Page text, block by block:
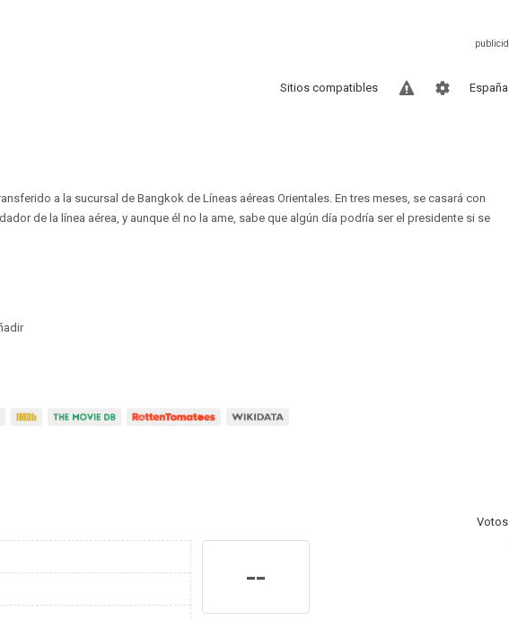
España
Sitios compatibles
a la sucursal de Bangkok de Líneas aéreas Orientales. En tres meses, se casará con
de la línea aérea, y aunque él no la ame, sabe que algún día podría ser el presidente si se
Votos
--